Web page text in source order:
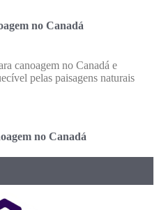
no Canadá
canoagem no Canadá e
pelas paisagens naturais
no Canadá